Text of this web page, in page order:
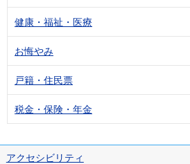
健康・福祉・医療
お悔やみ
戸籍・住民票
税金・保険・年金
アクセシビリティ